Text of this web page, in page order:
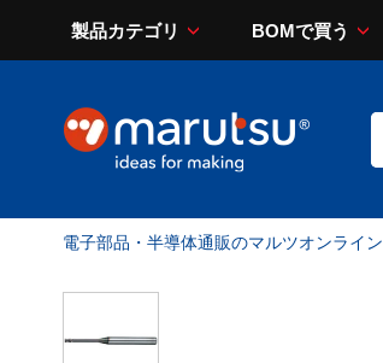
製品カテゴリ BOMで買う
電子部品・半導体通販のマルツオンライン